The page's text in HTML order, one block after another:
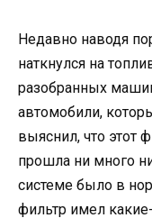
Недавно наводя
наткнулся на
разобранных
автомобили,
выяснил, что этот
прошла ни много
системе было в
фильтр имел